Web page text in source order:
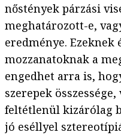
nőstények párzási
meghatározott-e,
eredménye. Ezeknek
mozzanatoknak a
engedhet arra is,
szerepek
feltétlenül kizárólag
jó eséllyel